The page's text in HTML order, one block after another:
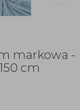
markowa -
cm